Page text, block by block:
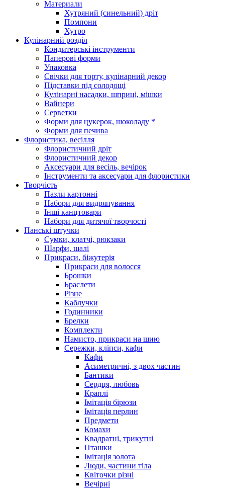
Материали
Хутряний (синельний) дріт
Помпони
Хутро
Кулінарний розділ
Кондитерські інструменти
Паперові форми
Упаковка
Свічки для торту, кулінарний декор
Підставки під солодощі
Кулінарні насадки, шприці, мішки
Вайнери
Серветки
Форми для цукерок, шоколаду *
Форми для печива
Флористика, весілля
Флористичний дріт
Флористичний декор
Аксесуари для весіль, вечірок
Інструменти та аксесуари для флористики
Творчість
Пазли картонні
Набори для видряпування
Інші канцтовари
Набори для дитячої творчості
Панські штучки
Сумки, клатчі, рюкзаки
Шарфи, шалі
Прикраси, біжутерія
Прикраси для волосся
Брошки
Браслети
Різне
Каблучки
Годинники
Брелки
Комплекти
Намисто, прикраси на шию
Сережки, кліпси, кафи
Кафи
Асиметричні, з двох частин
Бантики
Сердця, любовь
Краплі
Імітація бірюзи
Імітація перлин
Предмети
Комахи
Квадратні, трикутні
Пташки
Імітація золота
Люди, частини тіла
Квіточки різні
Вечірні